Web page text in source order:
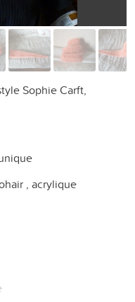
Sophie Carft,
, acrylique